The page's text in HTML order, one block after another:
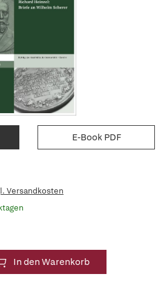
E-Book PDF
Versandkosten
In den Warenkorb